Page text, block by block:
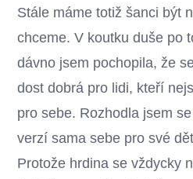
Stále máme totiž šanci být
chceme. V koutku duše po
dávno jsem pochopila, že
dost dobrá pro lidi, kteří
pro sebe. Rozhodla jsem
verzí sama sebe pro své
Protože hrdina se vždycky